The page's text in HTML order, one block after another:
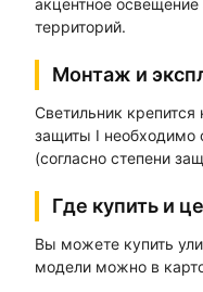
акцентное
территорий.
Монтаж и
Светильник
защиты I необходимо
(согласно степени
Где купить и
Вы можете купить
модели можно в